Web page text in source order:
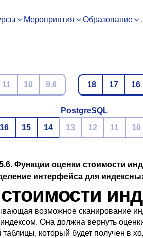
Мероприятия Образование
11 10 9.6
18
17 16
PostgreSQL
16 15 14 13 12 11 10
Функции оценки стоимости
интерфейса для
возможное сканирование
Она должна вернуть
который будет получен в